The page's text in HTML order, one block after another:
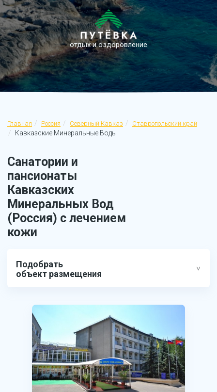
отдых и оздоровление
Главная Россия Северный Кавказ Ставропольский край
Кавказские Минеральные Воды
Санатории и
пансионаты
Кавказских
Минеральных Вод
(Россия) с лечением
кожи
Подобрать
объект размещения